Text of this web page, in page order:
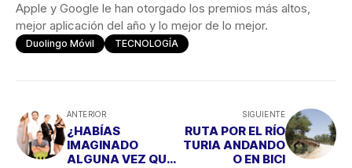
Apple y Google le han otorgado los premios más altos,
mejor aplicación del año y lo mejor de lo mejor.
Duolingo Móvil TECNOLOGÍA
ANTERIOR
¿HABÍAS
IMAGINADO
ALGUNA VEZ QUE
SIGUIENTE
RUTA POR EL RÍO
TURIA ANDANDO
O EN BICI